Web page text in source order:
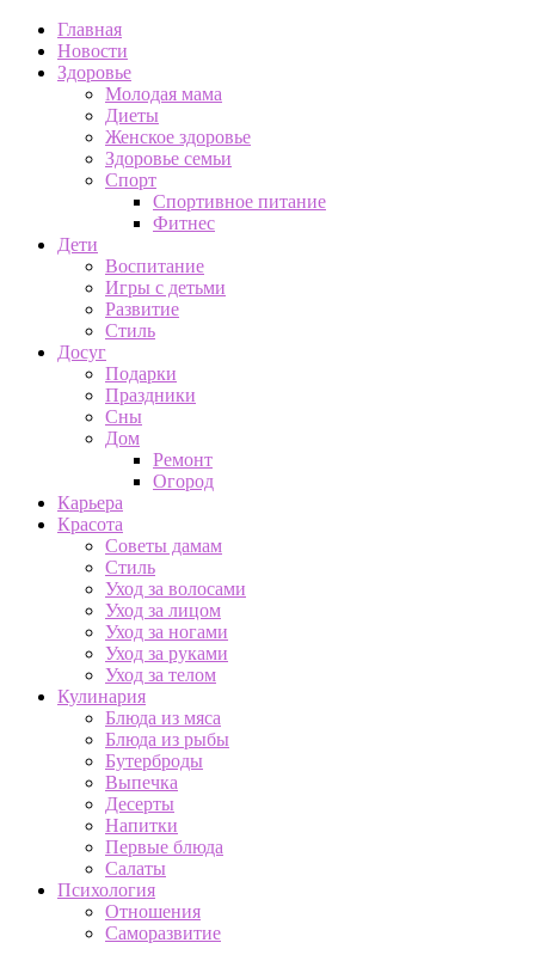
Главная
Новости
Здоровье
Молодая мама
Диеты
Женское здоровье
Здоровье семьи
Спорт
Спортивное питание
Фитнес
Дети
Воспитание
Игры с детьми
Развитие
Стиль
Досуг
Подарки
Праздники
Сны
Дом
Ремонт
Огород
Карьера
Красота
Советы дамам
Стиль
Уход за волосами
Уход за лицом
Уход за ногами
Уход за руками
Уход за телом
Кулинария
Блюда из мяса
Блюда из рыбы
Бутерброды
Выпечка
Десерты
Напитки
Первые блюда
Салаты
Психология
Отношения
Саморазвитие